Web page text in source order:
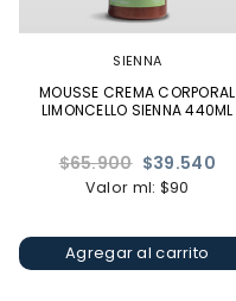
SIENNA
MOUSSE CREMA CORPORAL
LIMONCELLO SIENNA 440ML
Precio
habitual
$65.900 $39.540
Valor ml: $90
Agregar al carrito